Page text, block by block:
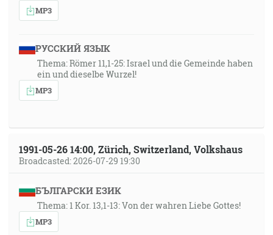
MP3
РУССКИЙ ЯЗЫК
Thema: Römer 11,1-25: Israel und die Gemeinde haben
ein und dieselbe Wurzel!
MP3
1991-05-26 14:00, Zürich, Switzerland, Volkshaus
Broadcasted: 2026-07-29 19:30
БЪЛГАРСКИ ЕЗИК
Thema: 1 Kor. 13,1-13: Von der wahren Liebe Gottes!
MP3